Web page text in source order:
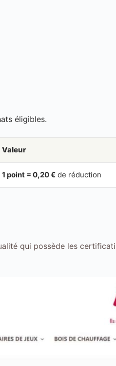
éligibles.
Valeur
1 point = 0,20 € de réduction
qui possède les